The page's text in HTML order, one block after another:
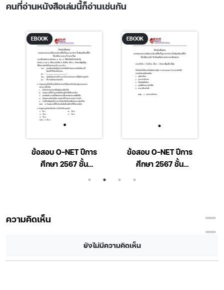
คนที่อ่านหนังสือเล่มนี้ก็อ่านเช่นกัน
EBOOK
ข้อสอบ O-NET ปีการ
ศึกษา 2567 ชั้น
มัธยมศึกษาปีที่ 6 วิชา
EBOOK
ข้อสอบ O-NET ปีการ
ศึกษา 2567 ชั้น
มัธยมศึกษาปีที่ 6 วิชา
ความคิดเห็น
ยังไม่มีความคิดเห็น